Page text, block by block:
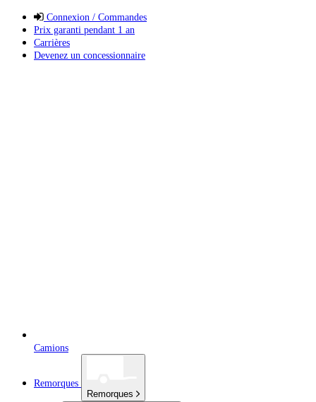
Connexion / Commandes
Prix garanti pendant 1 an
Carrières
Devenez un concessionnaire
Camions
Remorques
Remorques